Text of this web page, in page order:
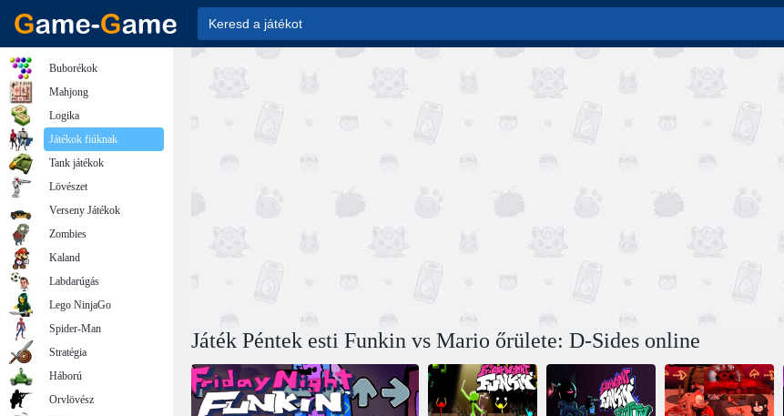
Játék Péntek esti Funkin vs Mario őrülete: D-Sides online
Buborékok
Mahjong
Logika
Játékok fiúknak
Tank játékok
Lövészet
Verseny Játékok
Zombies
Kaland
Labdarúgás
Lego NinjaGo
Spider-Man
Stratégia
Háború
Orvlövész